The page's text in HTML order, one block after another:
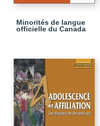
Minorités de langue
officielle du Canada